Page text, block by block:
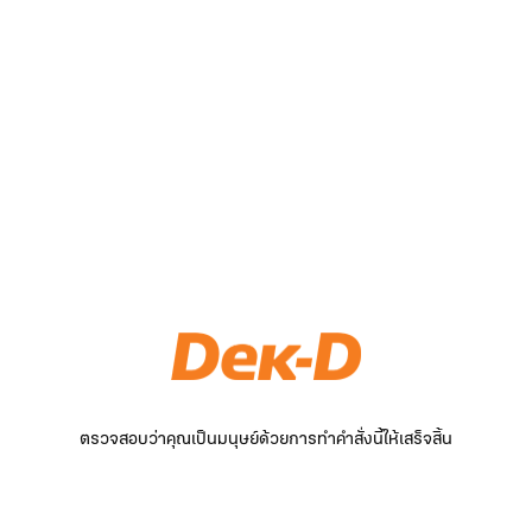
ตรวจสอบว่าคุณเป็นมนุษย์ด้วยการทำคำสั่งนี้ให้เสร็จสิ้น